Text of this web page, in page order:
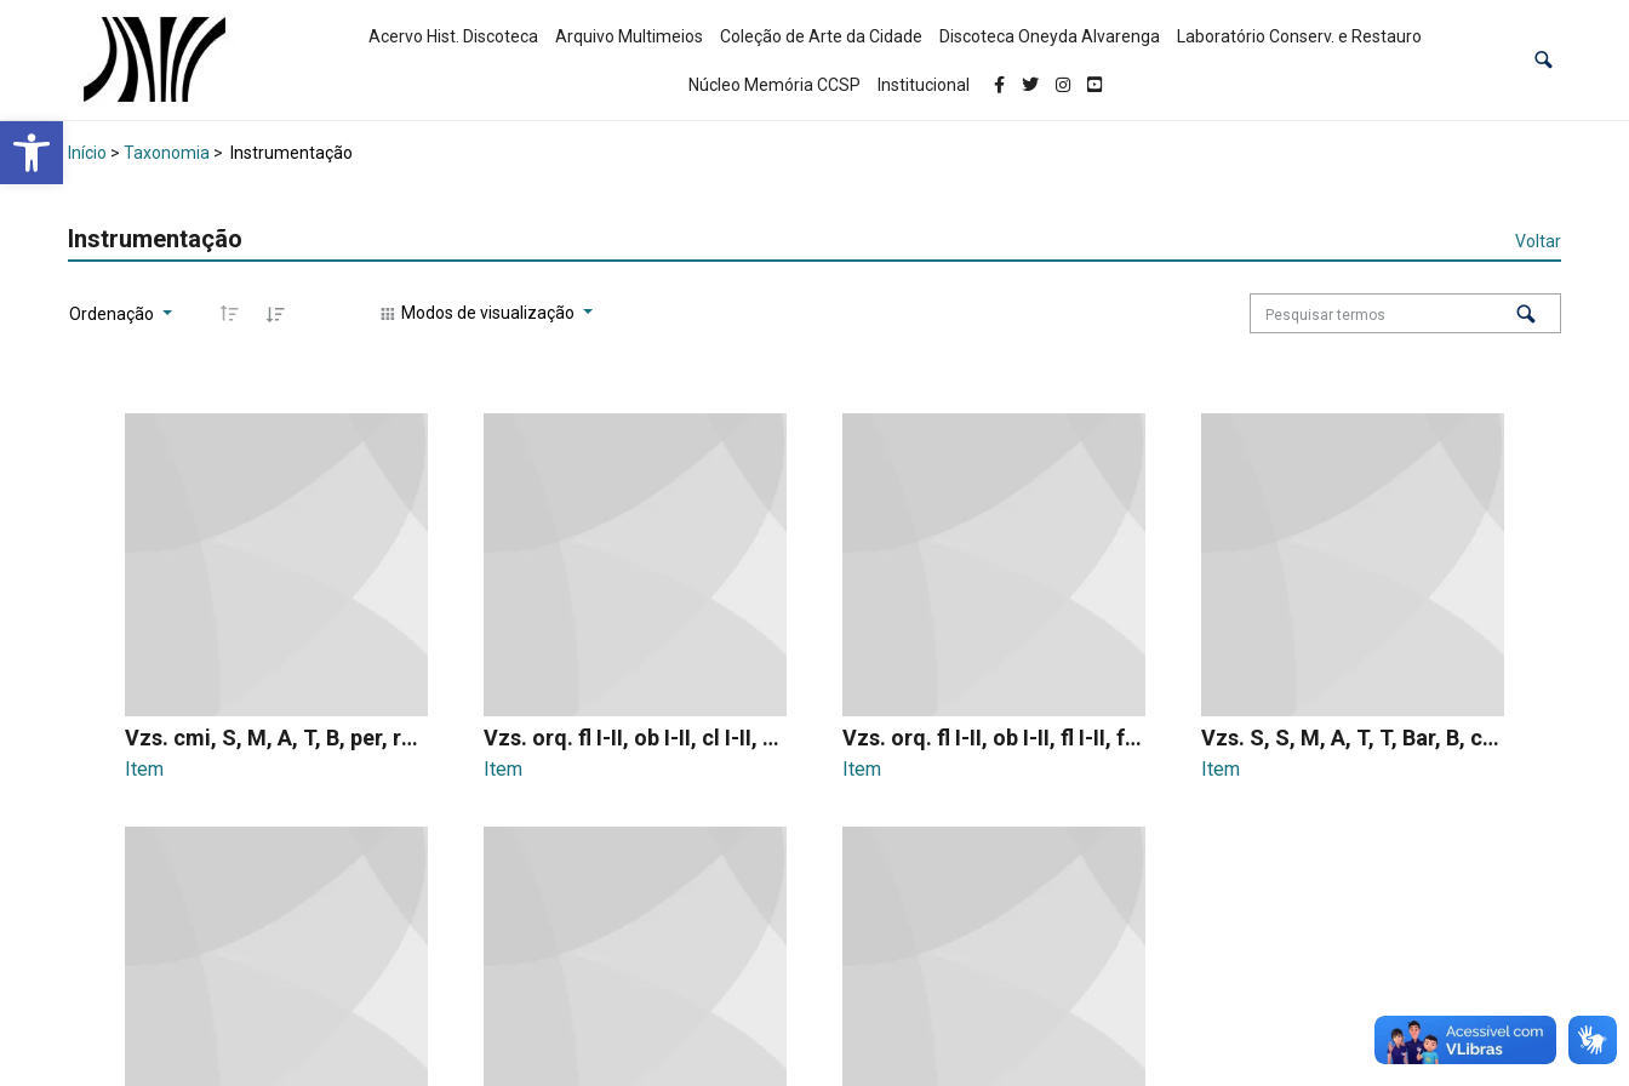
Abrir a barra de ferramentas
Acervo Hist. Discoteca Arquivo Multimeios Coleção de Arte da Cidade Discoteca Oneyda Alvarenga Laboratório Conserv. e Restauro
Núcleo Memória CCSP Institucional
Início > Taxonomia > Instrumentação
Instrumentação Voltar
Ordenação Modos de visualização
Vzs. cmi, S, M, A, T, B, per, rec, mat
Item
Vzs. orq. fl I-II, ob I-II, cl I-II, fg I-II, tpa I-II, hpa, vln I-II, vla, vlc, cb
Item
Vzs. orq. fl I-II, ob I-II, fl I-II, fg I-II, tpa I-II, tpt I-II, tbn I-II, tmp, voz, vln I-II, vla, vlc, cb
Item
Vzs. S, S, M, A, T, T, Bar, B, coro SATB, pno
Item